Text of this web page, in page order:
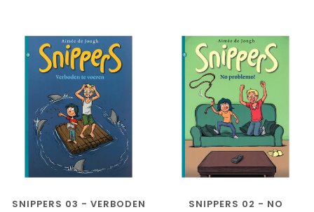
SNIPPERS 03 - VERBODEN
SNIPPERS 02 - NO